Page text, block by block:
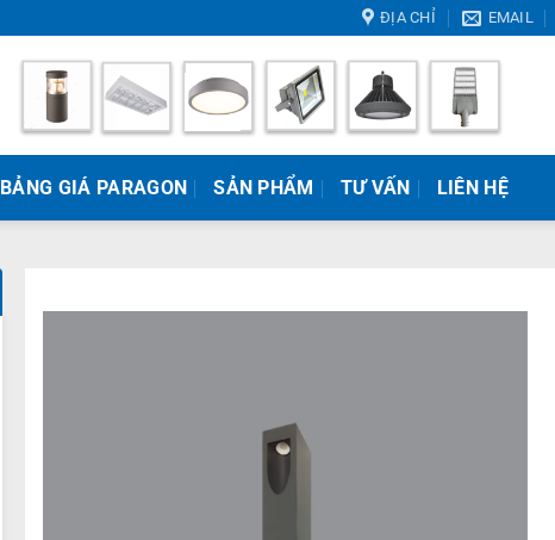
ĐỊA CHỈ EMAIL
BẢNG GIÁ PARAGON SẢN PHẨM TƯ VẤN LIÊN HỆ